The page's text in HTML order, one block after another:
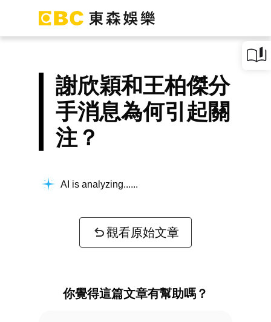
謝欣穎和王柏傑分
手消息為何引起關
注？
AI is analyzing...
觀看原始文章
你覺得這篇文章有幫助嗎？